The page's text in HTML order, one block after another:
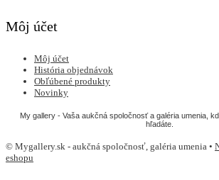
Môj účet
Môj účet
História objednávok
Obľúbené produkty
Novinky
My gallery - Vaša aukčná spoločnosť a galéria umenia,
hľadáte.
© Mygallery.sk - aukčná spoločnosť, galéria umenia •
eshopu